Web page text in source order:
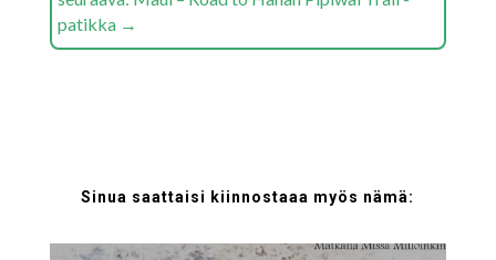
patikka→
Sinua saattaisi kiinnostaaa myös nämä: